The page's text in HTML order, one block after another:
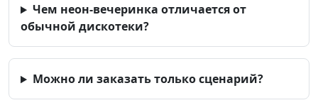
Чем неон-вечеринка отличается от
обычной дискотеки?
Можно ли заказать только сценарий?